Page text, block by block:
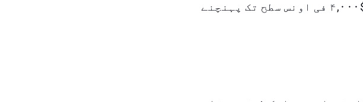
نئے عروج کی توقع رکھتے ہیں — یہاں تک کہ $۴,۰۰۰ فی اونس سطح تک پہنچنے